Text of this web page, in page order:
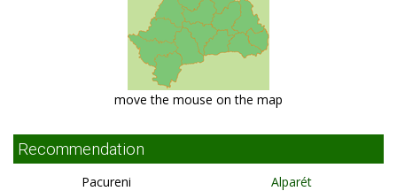
move the mouse on the map
Recommendation
Pacureni
Alparét